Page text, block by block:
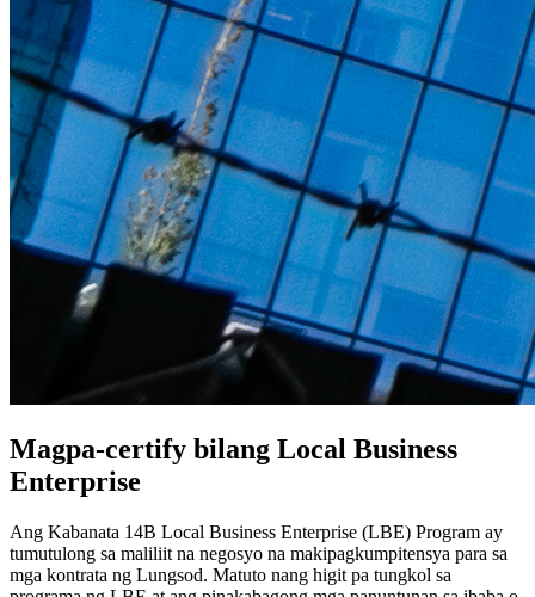
Magpa-certify bilang Local Business
Enterprise
Ang Kabanata 14B Local Business Enterprise (LBE) Program ay
tumutulong sa maliliit na negosyo na makipagkumpitensya para sa
mga kontrata ng Lungsod. Matuto nang higit pa tungkol sa